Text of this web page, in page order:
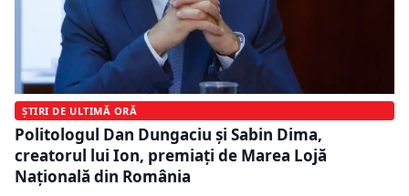
ȘTIRI DE ULTIMĂ ORĂ
Politologul Dan Dungaciu și Sabin Dima,
creatorul lui Ion, premiați de Marea Lojă
Națională din România